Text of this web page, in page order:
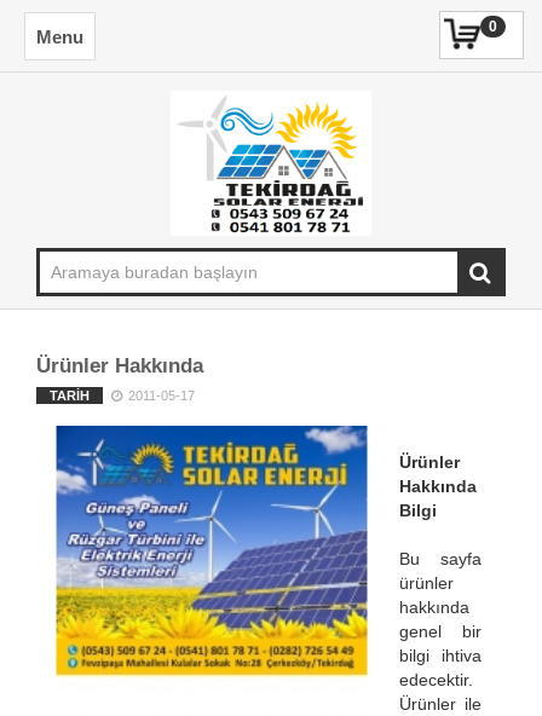
Menu 0
Ürünler Hakkında
TARİH 2011-05-17
Ürünler
Hakkında
Bilgi
Bu sayfa
ürünler
hakkında
genel bir
bilgi ihtiva
edecektir.
Ürünler ile